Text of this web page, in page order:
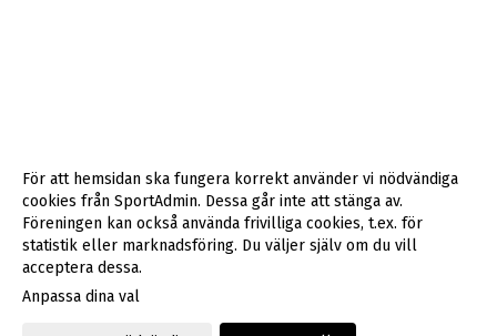
Gå till Webbversion
För att hemsidan ska fungera korrekt använder vi nödvändiga
cookies från SportAdmin. Dessa går inte att stänga av.
Föreningen kan också använda frivilliga cookies, t.ex. för
statistik eller marknadsföring. Du väljer själv om du vill
acceptera dessa.
Anpassa dina val